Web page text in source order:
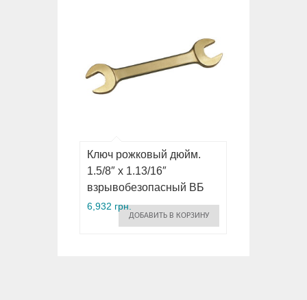
Ключ рожковый дюйм.
1.5/8″ x 1.13/16″
взрывобезопасный ВБ
6,932 грн.
ДОБАВИТЬ В КОРЗИНУ